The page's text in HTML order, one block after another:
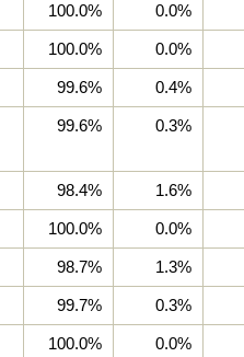
100.0% 0.0%
100.0% 0.0%
99.6% 0.4%
99.6% 0.3%
98.4% 1.6%
100.0% 0.0%
98.7% 1.3%
99.7% 0.3%
100.0% 0.0%